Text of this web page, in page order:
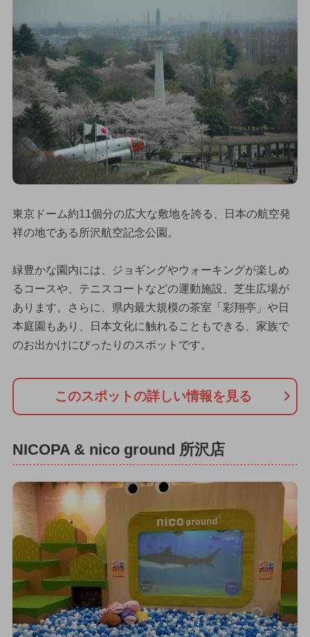
東京ドーム約11個分の広大な敷地を誇る、日本の航空発
祥の地である所沢航空記念公園。
緑豊かな園内には、ジョギングやウォーキングが楽しめ
るコースや、テニスコートなどの運動施設、芝生広場が
あります。さらに、県内最大規模の茶室「彩翔亭」や日
本庭園もあり、日本文化に触れることもできる、家族で
のお出かけにぴったりのスポットです。
このスポットの詳しい情報を見る
NICOPA & nico ground 所沢店